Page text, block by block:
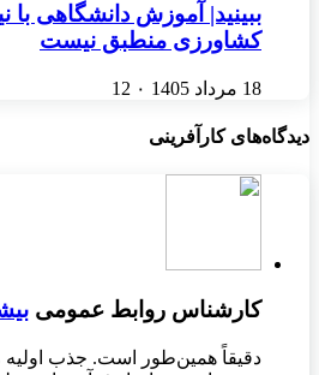
ببینید| آموزش دانشگاهی با
کشاورزی منطبق نیست
18 مرداد 1405 ۰ 12
دیدگاه‌های کارآفرینی
کارشناس روابط عمومی
دقیقاً همین‌طور است. جذب